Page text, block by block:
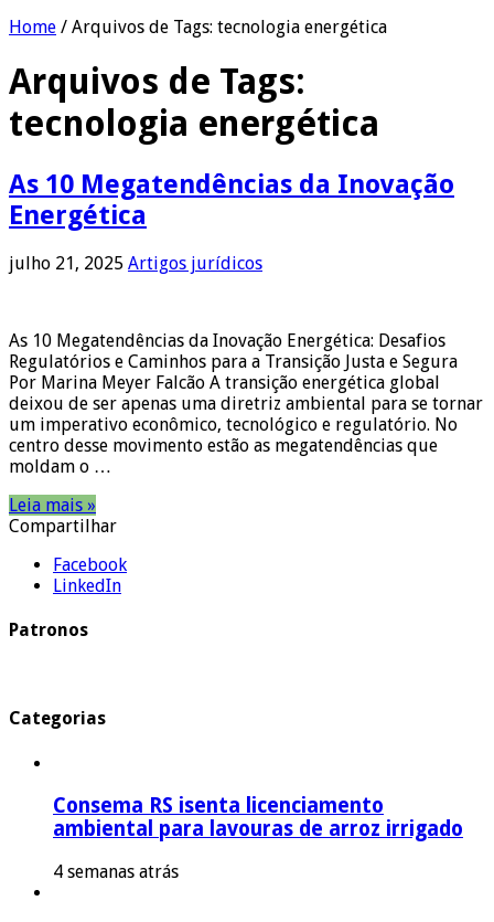
Home / Arquivos de Tags: tecnologia energética
Arquivos de Tags:
tecnologia energética
As 10 Megatendências da Inovação
Energética
julho 21, 2025 Artigos jurídicos
As 10 Megatendências da Inovação Energética: Desafios
Regulatórios e Caminhos para a Transição Justa e Segura
Por Marina Meyer Falcão A transição energética global
deixou de ser apenas uma diretriz ambiental para se tornar
um imperativo econômico, tecnológico e regulatório. No
centro desse movimento estão as megatendências que
moldam o …
Leia mais »
Compartilhar
Facebook
LinkedIn
Patronos
Categorias
Consema RS isenta licenciamento
ambiental para lavouras de arroz irrigado
4 semanas atrás